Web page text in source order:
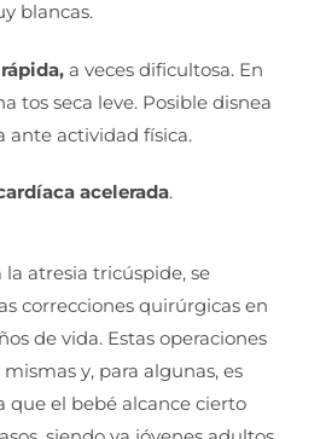
blancas.
a veces dificultosa. En
tos seca leve. Posible disnea
ante actividad física.
acelerada.
atresia tricúspide, se
correcciones quirúrgicas en
de vida. Estas operaciones
y, para algunas, es
que el bebé alcance cierto